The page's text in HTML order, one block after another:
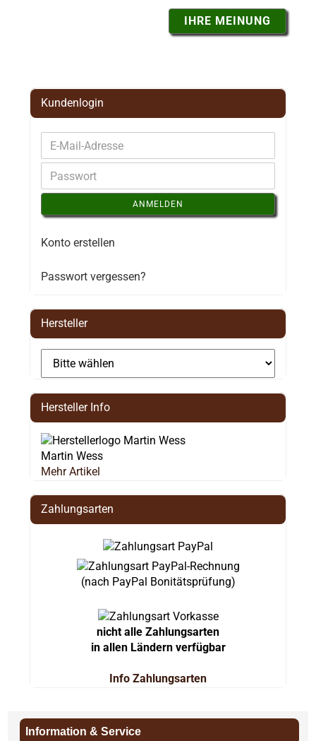
IHRE MEINUNG
Kundenlogin
ANMELDEN
Konto erstellen
Passwort vergessen?
Hersteller
Hersteller Info
Martin Wess
Mehr Artikel
Zahlungsarten
(nach PayPal Bonitätsprüfung)
nicht alle Zahlungsarten
in allen Ländern verfügbar
Info Zahlungsarten
Information & Service